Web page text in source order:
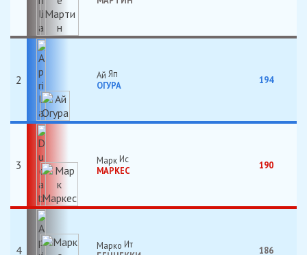
2
Ай
ОГУРА
194
3
Марк
МАРКЕС
190
4
Марко
186